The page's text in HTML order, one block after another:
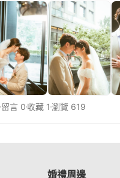
留言 0 收藏 1 瀏覽 619
婚禮周邊